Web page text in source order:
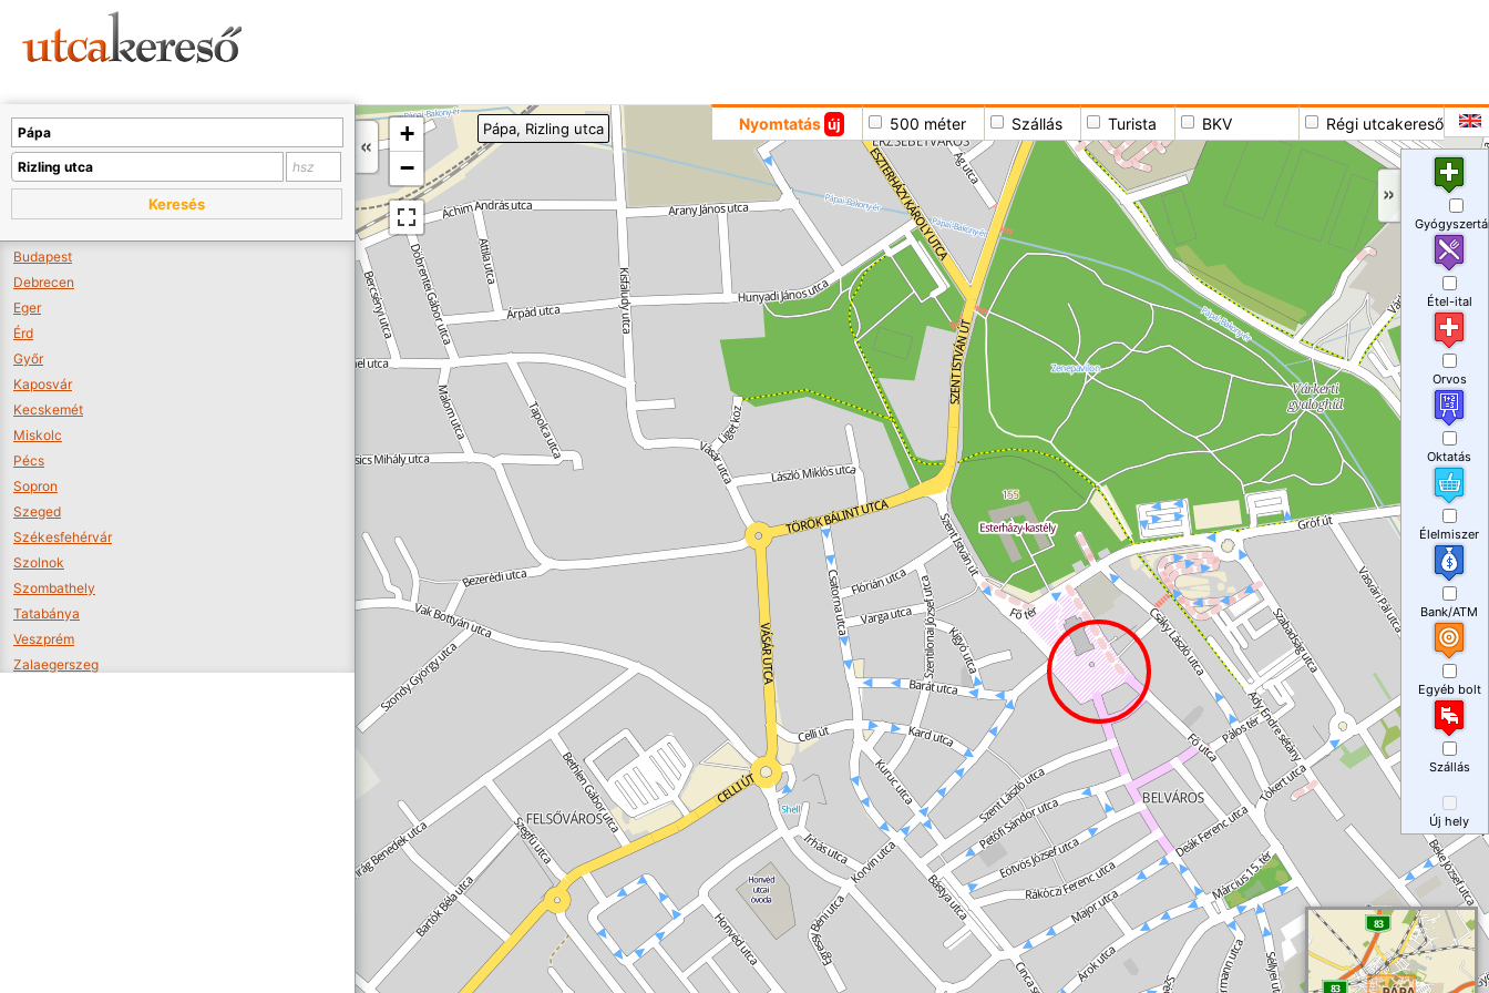
+
−
Nyomtatás új 500 méter Szállás Turista BKV Régi utcakereső
Pápa, Rizling utca
Keresés
Budapest
Debrecen
Eger
Érd
Győr
Kaposvár
Kecskemét
Miskolc
Pécs
Sopron
Szeged
Székesfehérvár
Szolnok
Szombathely
Tatabánya
Veszprém
Zalaegerszeg
Étel-ital
Orvos
Oktatás
Élelmiszer
Bank/ATM
Egyéb bolt
Szállás
Új hely
A térképet kicsinyíteni kell, hogy látszódjanak a boltok.
Boltok látszódjanak >>